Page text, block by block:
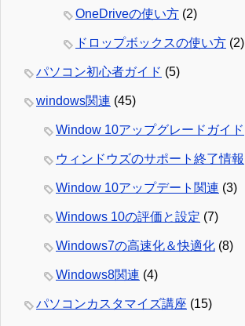
OneDriveの使い方 (2)
ドロップボックスの使い方 (2)
パソコン初心者ガイド (5)
windows関連 (45)
Window 10アップグレードガイド
ウィンドウズのサポート終了情報
Window 10アップデート関連 (3)
Windows 10の評価と設定 (7)
Windows7の高速化＆快適化 (8)
Windows8関連 (4)
パソコンカスタマイズ講座 (15)